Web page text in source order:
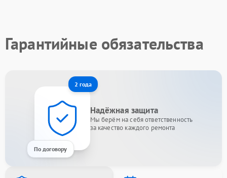
Гарантийные обязательства
2 года
По договору
Надёжная защита
Мы берём на себя ответственность
за качество каждого ремонта